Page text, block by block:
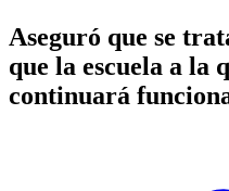
Aseguró que se
que la escuela a la
continuará